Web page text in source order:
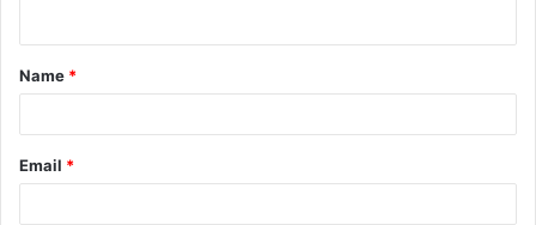
Name *
Email *